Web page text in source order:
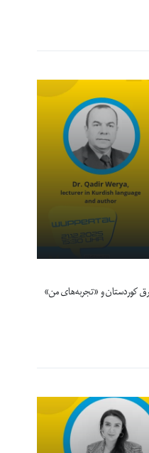
کوردستان و «تجربه‌های من»